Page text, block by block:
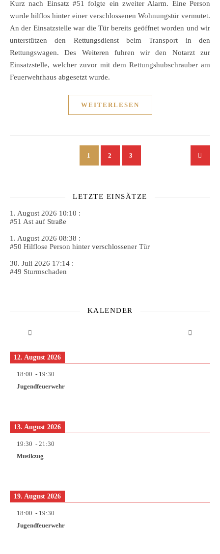
Kurz nach Einsatz #51 folgte ein zweiter Alarm. Eine Person
wurde hilflos hinter einer verschlossenen Wohnungstür vermutet.
An der Einsatzstelle war die Tür bereits geöffnet worden und wir
unterstützen den Rettungsdienst beim Transport in den
Rettungswagen. Des Weiteren fuhren wir den Notarzt zur
Einsatzstelle, welcher zuvor mit dem Rettungshubschrauber am
Feuerwehrhaus abgesetzt wurde.
WEITERLESEN
1 2 3
LETZTE EINSÄTZE
1. August 2026 10:10 :
#51 Ast auf Straße
1. August 2026 08:38 :
#50 Hilflose Person hinter verschlossener Tür
30. Juli 2026 17:14 :
#49 Sturmschaden
KALENDER
12. August 2026
18:00 - 19:30
Jugendfeuerwehr
13. August 2026
19:30 - 21:30
Musikzug
19. August 2026
18:00 - 19:30
Jugendfeuerwehr